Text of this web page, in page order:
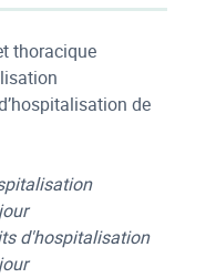
thoracique
de
d'hospitalisation